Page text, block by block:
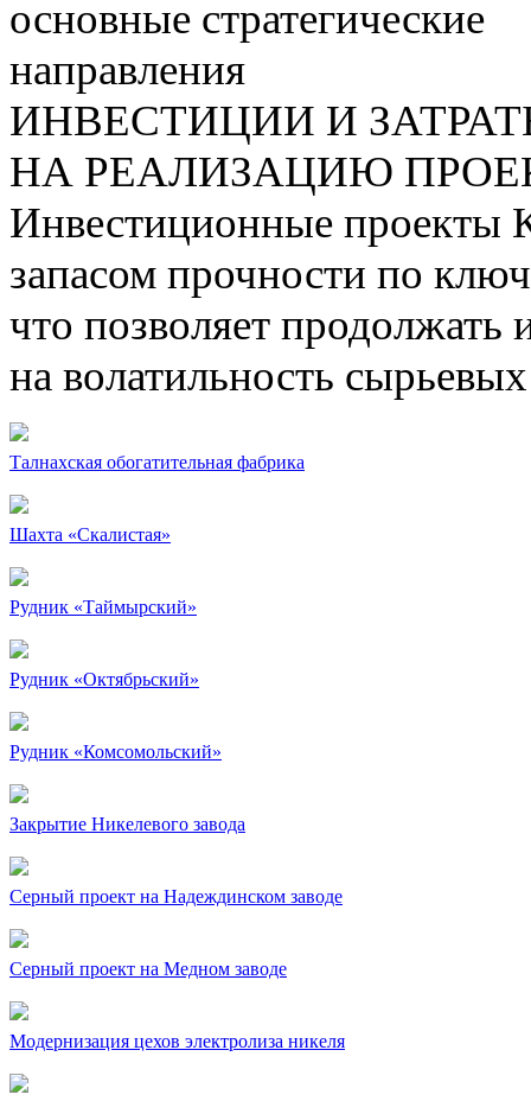
основные стратегические
направления
ИНВЕСТИЦИИ И
НА РЕАЛИЗАЦИЮ
Инвестиционные проекты
запасом прочности по
что позволяет продолжать
на волатильность
Талнахская обогатительная фабрика
Шахта «Скалистая»
Рудник «Таймырский»
Рудник «Октябрьский»
Рудник «Комсомольский»
Закрытие Никелевого завода
Серный проект на Надеждинском заводе
Серный проект на Медном заводе
Модернизация цехов электролиза никеля